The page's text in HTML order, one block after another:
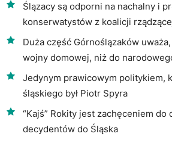
Ślązacy są odporni na nachalny i
konserwatystów z koalicji
Duża część Górnoślązaków
wojny domowej, niż do
Jedynym prawicowym politykiem,
śląskiego był Piotr Spyra
“Kajś” Rokity jest zachęceniem
decydentów do Śląska